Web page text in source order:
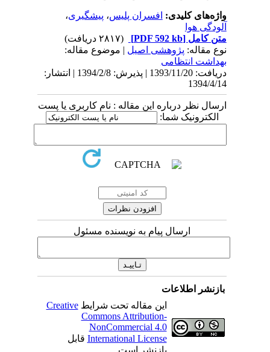
واژه‌های کلیدی:افسران پلیس،پیشگیری،
آلودگی هوا
متن کامل[PDF 592 kb]
نوع مقاله:پژوهشی اصيل| موضوع مقاله:
بهداشت انتظامی
دریافت: 1393/11/20 | پذیرش: 1394/2/8 | انتشار:
1394/4/14
ارسال نظر درباره این مقاله : نام کاربری یا پست
الکترونیک شما:
ارسال پیام به نویسنده مسئول
بازنشر اطلاعات
این مقاله تحت شرایطCreative
Commons Attribution-
NonCommercial 4.0
International Licenseقابل
بازنشر است.